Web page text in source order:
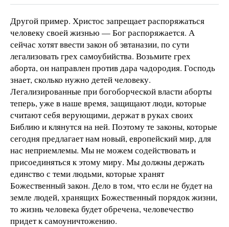
Другой пример. Христос запрещает распоряжаться
человеку своей жизнью — Бог распоряжается. А
сейчас хотят ввести закон об эвтаназии, по сути
легализовать грех самоубийства. Возьмите грех
аборта, он направлен против дара чадородия. Господь
знает, сколько нужно детей человеку.
Легализированные при богоборческой власти аборты
теперь, уже в наше время, защищают люди, которые
считают себя верующими, держат в руках своих
Библию и клянутся на ней. Поэтому те законы, которые
сегодня предлагает нам новый, европейский мир, для
нас неприемлемы. Мы не можем содействовать и
присоединяться к этому миру. Мы должны держать
единство с теми людьми, которые хранят
Божественный закон. Дело в том, что если не будет на
земле людей, хранящих Божественный порядок жизни,
то жизнь человека будет обречена, человечество
придет к самоуничтожению.